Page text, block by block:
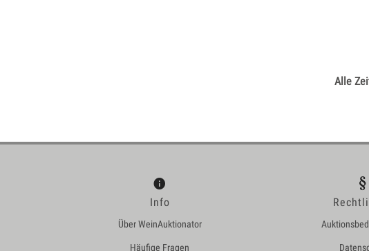
Alle
Info
Über WeinAuktionator
Häufige Fragen